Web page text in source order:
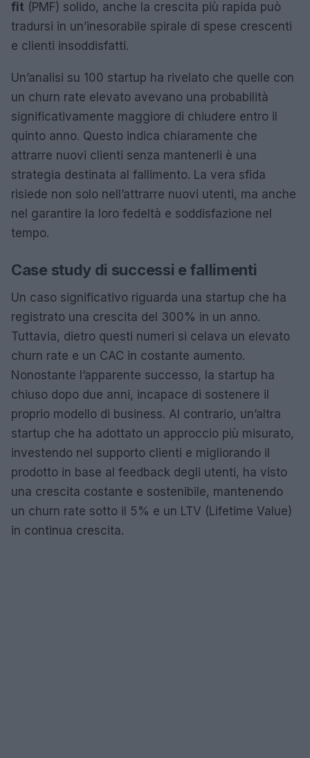
fit (PMF) solido, anche la crescita più rapida può
tradursi in un’inesorabile spirale di spese crescenti
e clienti insoddisfatti.
Un’analisi su 100 startup ha rivelato che quelle con
un churn rate elevato avevano una probabilità
significativamente maggiore di chiudere entro il
quinto anno. Questo indica chiaramente che
attrarre nuovi clienti senza mantenerli è una
strategia destinata al fallimento. La vera sfida
risiede non solo nell’attrarre nuovi utenti, ma anche
nel garantire la loro fedeltà e soddisfazione nel
tempo.
Case study di successi e fallimenti
Un caso significativo riguarda una startup che ha
registrato una crescita del 300% in un anno.
Tuttavia, dietro questi numeri si celava un elevato
churn rate e un CAC in costante aumento.
Nonostante l’apparente successo, la startup ha
chiuso dopo due anni, incapace di sostenere il
proprio modello di business. Al contrario, un’altra
startup che ha adottato un approccio più misurato,
investendo nel supporto clienti e migliorando il
prodotto in base al feedback degli utenti, ha visto
una crescita costante e sostenibile, mantenendo
un churn rate sotto il 5% e un LTV (Lifetime Value)
in continua crescita.